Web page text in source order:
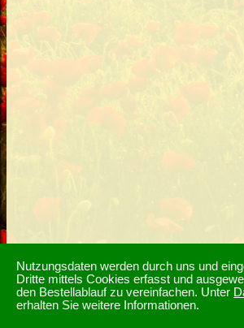
Nutzungsdaten werden durch uns und
Dritte mittels Cookies erfasst und
den Bestellablauf zu vereinfachen. Unter
erhalten Sie weitere Informationen.